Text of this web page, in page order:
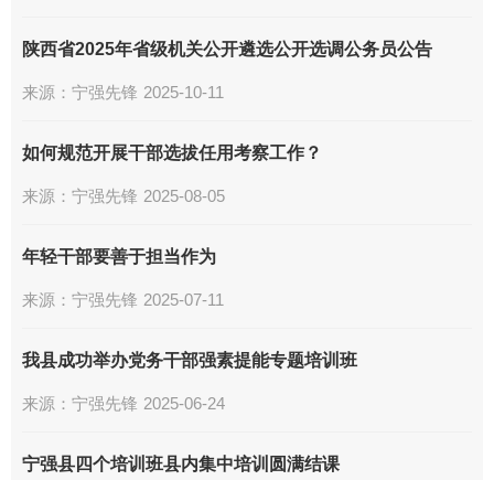
陕西省2025年省级机关公开遴选公开选调公务员公告
来源： 宁强先锋 2025-10-11
如何规范开展干部选拔任用考察工作？
来源： 宁强先锋 2025-08-05
年轻干部要善于担当作为
来源： 宁强先锋 2025-07-11
我县成功举办党务干部强素提能专题培训班
来源： 宁强先锋 2025-06-24
宁强县四个培训班县内集中培训圆满结课